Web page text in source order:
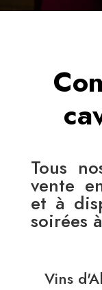
Tous
vente
et à
soirées
Vins